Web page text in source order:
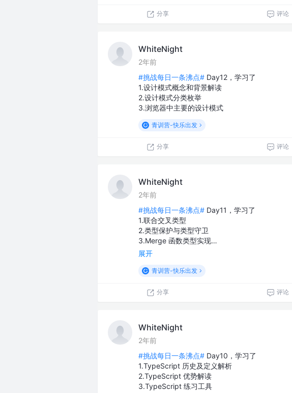
分享 评论
WhiteNight
2年前
#挑战每日一条沸点# Day12，学习了
1.设计模式概念和背景解读
2.设计模式分类枚举
3.浏览器中主要的设计模式
青训营-快乐出发
分享 评论
WhiteNight
2年前
#挑战每日一条沸点# Day11，学习了
1.联合交叉类型
2.类型保护与类型守卫
3.Merge 函数类型实现…
展开
青训营-快乐出发
分享 评论
WhiteNight
2年前
#挑战每日一条沸点# Day10，学习了
1.TypeScript 历史及定义解析
2.TypeScript 优势解读
3.TypeScript 练习工具